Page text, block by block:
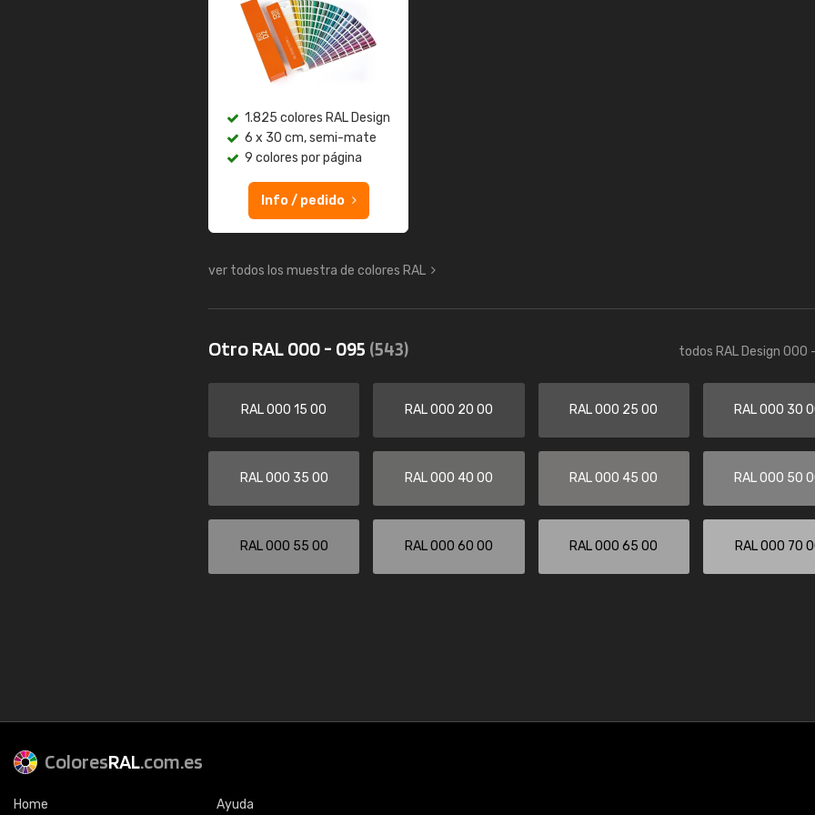
1.825 colores RAL Design
6 x 30 cm, semi-mate
9 colores por página
Info / pedido
ver todos los muestra de colores RAL
Otro RAL 000 - 095 (543) todos RAL Design 000
RAL 000 15 00 RAL 000 20 00 RAL 000 25 00 RAL 000 30
RAL 000 35 00 RAL 000 40 00 RAL 000 45 00 RAL 000 50
RAL 000 55 00 RAL 000 60 00 RAL 000 65 00 RAL 000 70
ColoresRAL.com.es
Home Ayuda